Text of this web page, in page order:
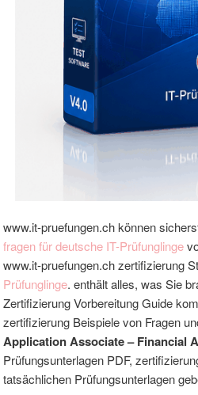
www.it-pruefungen.ch können
fragen für deutsche IT-Prüfunglinge
www.it-pruefungen.ch zertifizierung
Prüfunglinge. enthält alles, was Sie
Zertifizierung Vorbereitung Guide
zertifizierung Beispiele von Fragen
Application Associate – Financial
Prüfungsunterlagen PDF,
tatsächlichen Prüfungsunterlagen